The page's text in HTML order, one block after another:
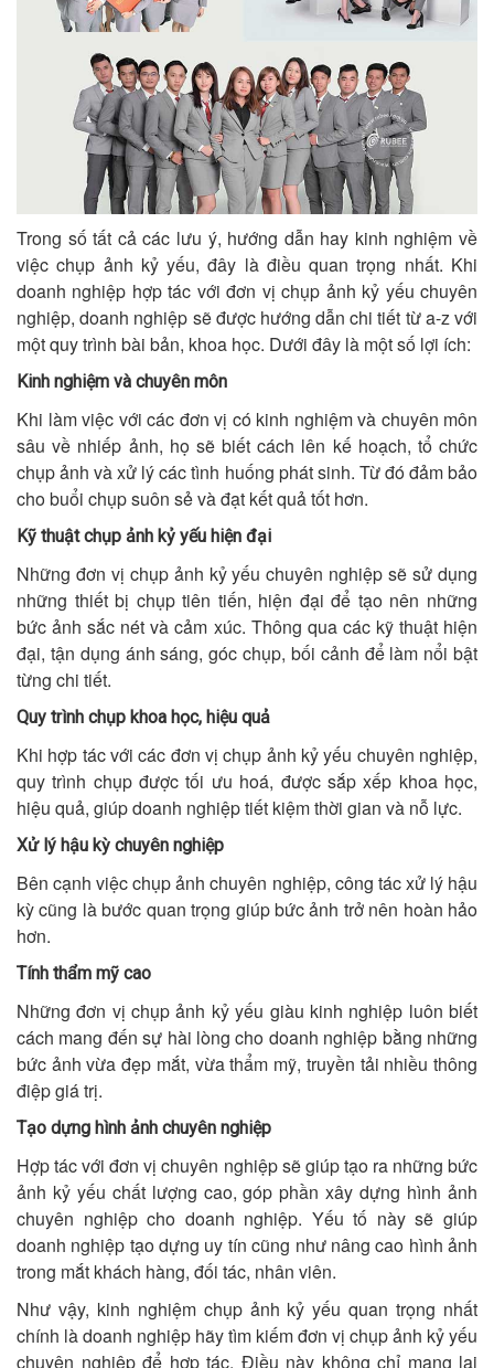
Trong số tất cả các lưu ý, hướng dẫn hay kinh nghiệm về
việc chụp ảnh kỷ yếu, đây là điều quan trọng nhất. Khi
doanh nghiệp hợp tác với đơn vị chụp ảnh kỷ yếu chuyên
nghiệp, doanh nghiệp sẽ được hướng dẫn chi tiết từ a-z với
một quy trình bài bản, khoa học. Dưới đây là một số lợi ích:
Kinh nghiệm và chuyên môn
Khi làm việc với các đơn vị có kinh nghiệm và chuyên môn
sâu về nhiếp ảnh, họ sẽ biết cách lên kế hoạch, tổ chức
chụp ảnh và xử lý các tình huống phát sinh. Từ đó đảm bảo
cho buổi chụp suôn sẻ và đạt kết quả tốt hơn.
Kỹ thuật chụp ảnh kỷ yếu hiện đại
Những đơn vị chụp ảnh kỷ yếu chuyên nghiệp sẽ sử dụng
những thiết bị chụp tiên tiến, hiện đại để tạo nên những
bức ảnh sắc nét và cảm xúc. Thông qua các kỹ thuật hiện
đại, tận dụng ánh sáng, góc chụp, bối cảnh để làm nổi bật
từng chi tiết.
Quy trình chụp khoa học, hiệu quả
Khi hợp tác với các đơn vị chụp ảnh kỷ yếu chuyên nghiệp,
quy trình chụp được tối ưu hoá, được sắp xếp khoa học,
hiệu quả, giúp doanh nghiệp tiết kiệm thời gian và nỗ lực.
Xử lý hậu kỳ chuyên nghiệp
Bên cạnh việc chụp ảnh chuyên nghiệp, công tác xử lý hậu
kỳ cũng là bước quan trọng giúp bức ảnh trở nên hoàn hảo
hơn.
Tính thẩm mỹ cao
Những đơn vị chụp ảnh kỷ yếu giàu kinh nghiệp luôn biết
cách mang đến sự hài lòng cho doanh nghiệp bằng những
bức ảnh vừa đẹp mắt, vừa thẩm mỹ, truyền tải nhiều thông
điệp giá trị.
Tạo dựng hình ảnh chuyên nghiệp
Hợp tác với đơn vị chuyên nghiệp sẽ giúp tạo ra những bức
ảnh kỷ yếu chất lượng cao, góp phần xây dựng hình ảnh
chuyên nghiệp cho doanh nghiệp. Yếu tố này sẽ giúp
doanh nghiệp tạo dựng uy tín cũng như nâng cao hình ảnh
trong mắt khách hàng, đối tác, nhân viên.
Như vậy, kinh nghiệm chụp ảnh kỷ yếu quan trọng nhất
chính là doanh nghiệp hãy tìm kiếm đơn vị chụp ảnh kỷ yếu
chuyên nghiệp để hợp tác. Điều này không chỉ mang lại